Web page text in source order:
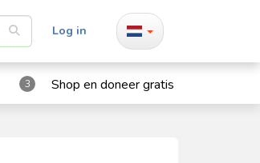
Log in
3 Shop en doneer gratis